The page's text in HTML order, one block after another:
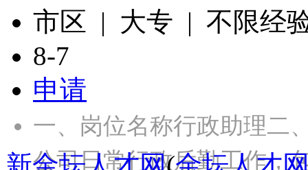
市区 | 大专 | 不限经
8-7
申请
一、岗位名称行政助理二
公司日常行政后勤工作